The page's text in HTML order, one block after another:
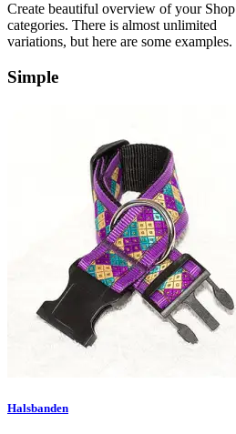
Create beautiful overview of your Shop
categories. There is almost unlimited
variations, but here are some examples.
Simple
Halsbanden